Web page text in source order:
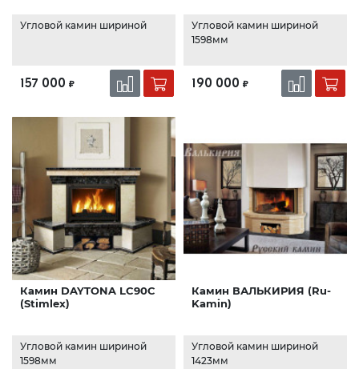
Угловой камин шириной
157 000 ₽
Угловой камин шириной
1598мм
190 000 ₽
Камин DAYTONA LC90C
(Stimlex)
Угловой камин шириной
1598мм
Камин ВАЛЬКИРИЯ (Ru-
Kamin)
Угловой камин шириной
1423мм